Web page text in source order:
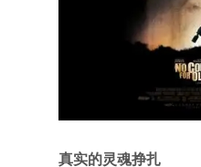
真实的灵魂挣扎